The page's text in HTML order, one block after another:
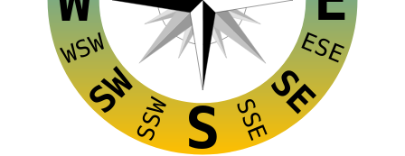
S
SE
SW
ESE
SSE
SSW
WSW